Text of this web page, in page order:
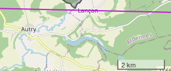
Crocidure musette
Crocidura russula(Hermann, 1780)
observation
Dernière observation en1987 Fiche espèce
2 km